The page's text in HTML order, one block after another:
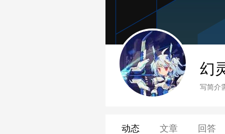
幻
写简介
动态 文章 回答